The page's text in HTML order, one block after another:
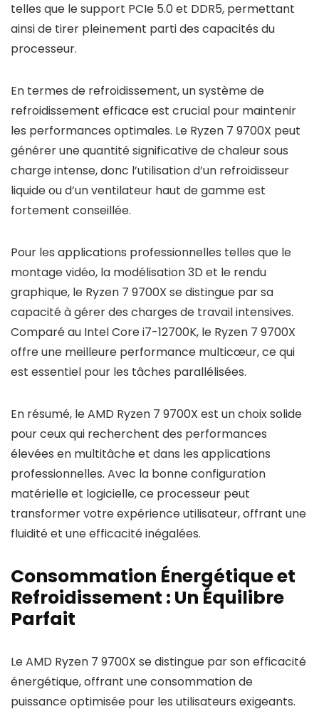
telles que le support PCIe 5.0 et DDR5, permettant
ainsi de tirer pleinement parti des capacités du
processeur.
En termes de refroidissement, un système de
refroidissement efficace est crucial pour maintenir
les performances optimales. Le Ryzen 7 9700X peut
générer une quantité significative de chaleur sous
charge intense, donc l’utilisation d’un refroidisseur
liquide ou d’un ventilateur haut de gamme est
fortement conseillée.
Pour les applications professionnelles telles que le
montage vidéo, la modélisation 3D et le rendu
graphique, le Ryzen 7 9700X se distingue par sa
capacité à gérer des charges de travail intensives.
Comparé au Intel Core i7-12700K, le Ryzen 7 9700X
offre une meilleure performance multicœur, ce qui
est essentiel pour les tâches parallélisées.
En résumé, le AMD Ryzen 7 9700X est un choix solide
pour ceux qui recherchent des performances
élevées en multitâche et dans les applications
professionnelles. Avec la bonne configuration
matérielle et logicielle, ce processeur peut
transformer votre expérience utilisateur, offrant une
fluidité et une efficacité inégalées.
Consommation Énergétique et
Refroidissement : Un Équilibre
Parfait
Le AMD Ryzen 7 9700X se distingue par son efficacité
énergétique, offrant une consommation de
puissance optimisée pour les utilisateurs exigeants.